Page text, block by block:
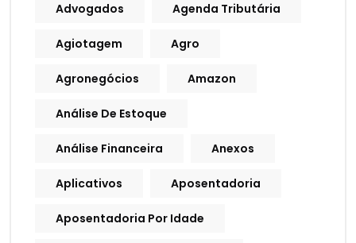
Advogados Agenda Tributária
Agiotagem Agro
Agronegócios Amazon
Análise De Estoque
Análise Financeira Anexos
Aplicativos Aposentadoria
Aposentadoria Por Idade